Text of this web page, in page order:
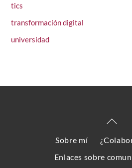
tics
transformación digital
universidad
Back
Top
Sobre mí
Enlaces sobre